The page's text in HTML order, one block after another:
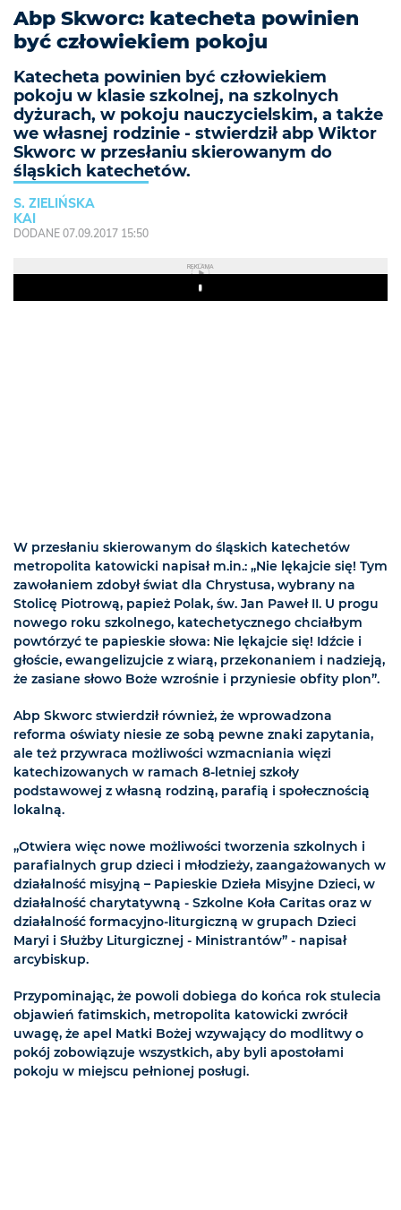
Abp Skworc: katecheta powinien
być człowiekiem pokoju
Katecheta powinien być człowiekiem
pokoju w klasie szkolnej, na szkolnych
dyżurach, w pokoju nauczycielskim, a także
we własnej rodzinie - stwierdził abp Wiktor
Skworc w przesłaniu skierowanym do
śląskich katechetów.
S. ZIELIŃSKA
KAI
DODANE 07.09.2017 15:50
REKLAMA
Play
W przesłaniu skierowanym do śląskich katechetów
metropolita katowicki napisał m.in.: „Nie lękajcie się! Tym
zawołaniem zdobył świat dla Chrystusa, wybrany na
Stolicę Piotrową, papież Polak, św. Jan Paweł II. U progu
nowego roku szkolnego, katechetycznego chciałbym
powtórzyć te papieskie słowa: Nie lękajcie się! Idźcie i
głoście, ewangelizujcie z wiarą, przekonaniem i nadzieją,
że zasiane słowo Boże wzrośnie i przyniesie obfity plon”.
Abp Skworc stwierdził również, że wprowadzona
reforma oświaty niesie ze sobą pewne znaki zapytania,
ale też przywraca możliwości wzmacniania więzi
katechizowanych w ramach 8-letniej szkoły
podstawowej z własną rodziną, parafią i społecznością
lokalną.
„Otwiera więc nowe możliwości tworzenia szkolnych i
parafialnych grup dzieci i młodzieży, zaangażowanych w
działalność misyjną – Papieskie Dzieła Misyjne Dzieci, w
działalność charytatywną - Szkolne Koła Caritas oraz w
działalność formacyjno-liturgiczną w grupach Dzieci
Maryi i Służby Liturgicznej - Ministrantów” - napisał
arcybiskup.
Przypominając, że powoli dobiega do końca rok stulecia
objawień fatimskich, metropolita katowicki zwrócił
uwagę, że apel Matki Bożej wzywający do modlitwy o
pokój zobowiązuje wszystkich, aby byli apostołami
pokoju w miejscu pełnionej posługi.